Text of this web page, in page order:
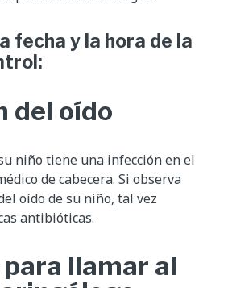
fecha y la hora de la
del oído
niño tiene una infección en el
de cabecera. Si observa
oído de su niño, tal vez
antibióticas.
para llamar al